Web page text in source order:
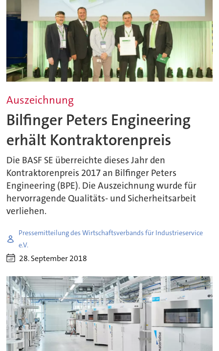
Auszeichnung
Bilfinger Peters Engineering
erhält Kontraktorenpreis
Die BASF SE überreichte dieses Jahr den
Kontraktorenpreis 2017 an Bilfinger Peters
Engineering (BPE). Die Auszeichnung wurde für
hervorragende Qualitäts- und Sicherheitsarbeit
verliehen.
Pressemitteilung des Wirtschaftsverbands für Industrieservice
e.V.
28. September 2018